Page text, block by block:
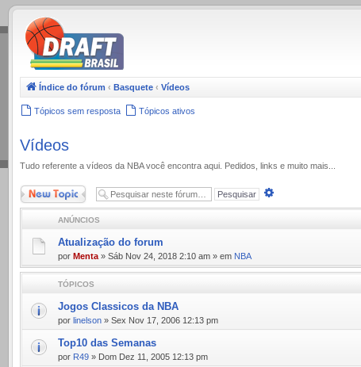
.
Índice do fórum ‹ Basquete ‹ Vídeos
Tópicos sem resposta Tópicos ativos
Vídeos
Tudo referente a ví­deos da NBA você encontra aqui. Pedidos, links e muito mais...
Novo Tópico
ANÚNCIOS
Atualização do forum
por Menta » Sáb Nov 24, 2018 2:10 am » em NBA
TÓPICOS
Jogos Classicos da NBA
por linelson » Sex Nov 17, 2006 12:13 pm
Top10 das Semanas
por R49 » Dom Dez 11, 2005 12:13 pm